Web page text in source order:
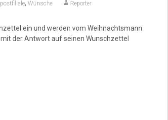
, Wünsche Reporter
ein und werden vom Weihnachtsmann
der Antwort auf seinen Wunschzettel